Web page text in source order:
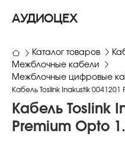
АУДИОЦЕХ
Каталог товаров
Межблочные кабели
Межблочные цифровые
Кабель Toslink Inakustik
Кабель Toslink
Premium Opto